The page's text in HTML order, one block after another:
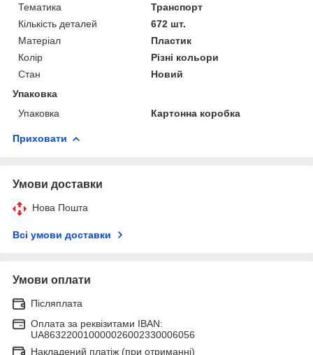
Тематика
Транспорт
Кількість деталей
672 шт.
Матеріал
Пластик
Колір
Різні кольори
Стан
Новий
Упаковка
Упаковка
Картонна коробка
Приховати
Умови доставки
Нова Пошта
Всі умови доставки
Умови оплати
Післяплата
Оплата за реквізитами IBAN:
UA863220010000026002330006056
Накладений платіж (при отриманні)